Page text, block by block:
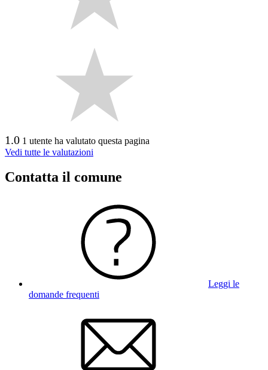
1.0 1 utente ha valutato questa pagina
Vedi tutte le valutazioni
Contatta il comune
Leggi le
domande frequenti